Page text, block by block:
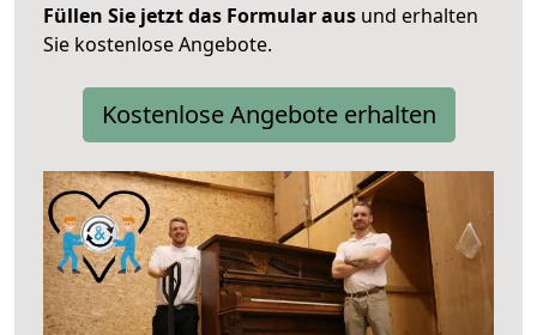
Füllen Sie jetzt das Formular aus und erhalten
Sie kostenlose Angebote.
Kostenlose Angebote erhalten